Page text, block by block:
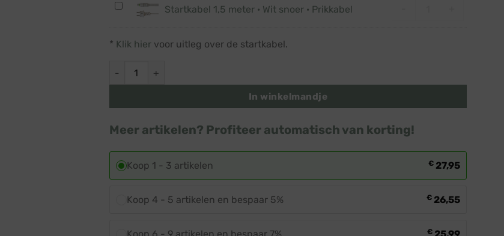
·Startkabel
snoer
Startkabel 1,5 meter · Wit snoer · Prikkabel
* Klik hier voor uitleg over de startkabel.
In winkelmandje
Meer artikelen? Profiteer automatisch van korting!
Koop 1 - 3 artikelen € 27,95
Koop 4 - 5 artikelen en bespaar 5% € 26,55
€